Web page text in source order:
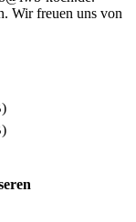
Wir freuen uns von